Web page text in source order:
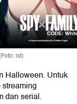
ist)
Halloween. Untuk
dan serial.